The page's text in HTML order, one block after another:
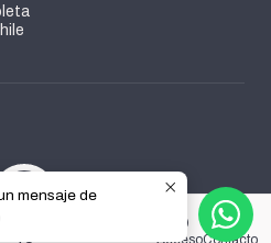
AccesoContacto
Desarrollado por Jumpseller .
mensaje de